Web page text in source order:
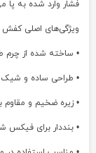
فشار وارد شده به
ویژگی‌های اصلی کفش
• ساخته شده از چرم
• طراحی ساده و شیک
• زیره ضخیم و مقاوم
• بنددار برای فیکس